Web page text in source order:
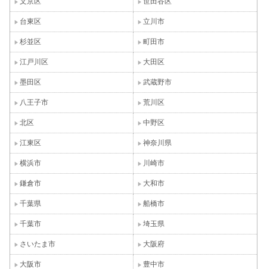
台東区 立川市
杉並区 町田市
江戸川区 大田区
墨田区 武蔵野市
八王子市 荒川区
北区 中野区
江東区 神奈川県
横浜市 川崎市
鎌倉市 大和市
千葉県 船橋市
千葉市 埼玉県
さいたま市 大阪府
大阪市 豊中市